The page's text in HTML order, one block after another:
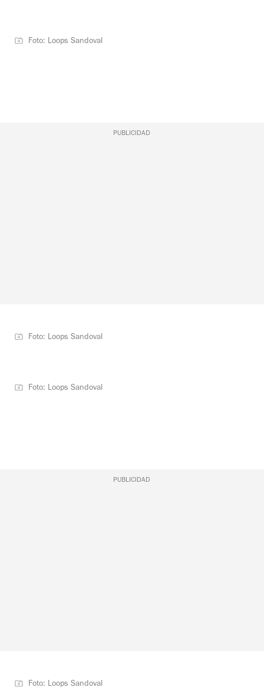
Foto: Loops Sandoval
PUBLICIDAD
Foto: Loops Sandoval
Foto: Loops Sandoval
PUBLICIDAD
Foto: Loops Sandoval